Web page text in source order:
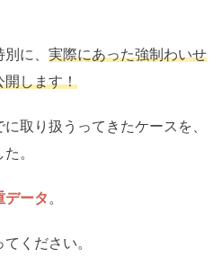
に、 実際にあった強制わいせ
開します！
取り扱うってきたケースを、
。
データ 。
ください。